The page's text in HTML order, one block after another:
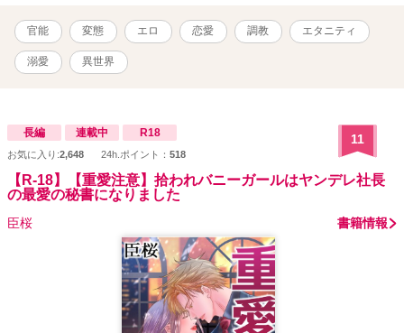
官能 変態 エロ 恋愛 調教 エタニティ
溺愛 異世界
長編 連載中 R18
お気に入り:2,648 24h.ポイント： 518
11
【R-18】【重愛注意】拾われバニーガールはヤンデレ社長
の最愛の秘書になりました
臣桜 書籍情報